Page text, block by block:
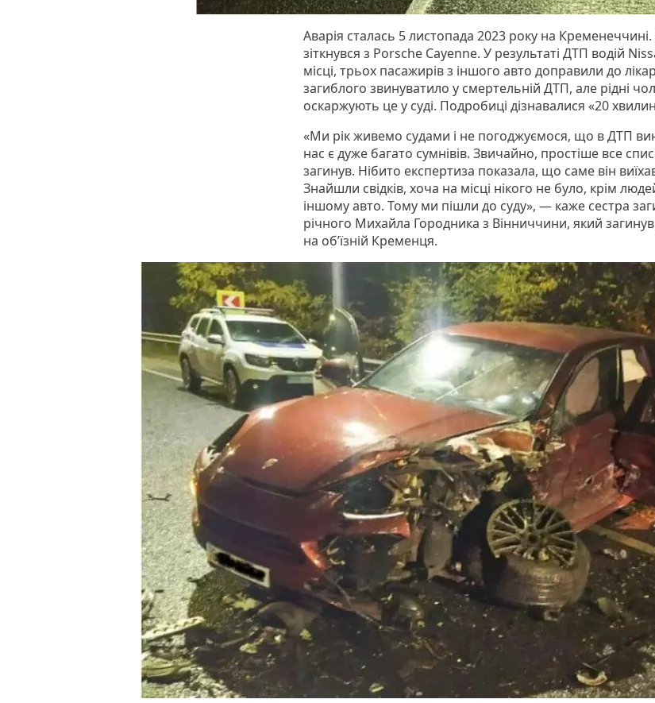
Аварія сталась 5 листопада 2023 року на
зіткнувся з Porsche Cayenne. У результаті ДТП водій
місці, трьох пасажирів з іншого авто доправили до
загиблого звинуватило у смертельній ДТП, але рідні
оскаржують це у суді. Подробиці дізнавалися «20
«Ми рік живемо судами і не погоджуємося, що в ДТП
нас є дуже багато сумнівів. Звичайно, простіше все
загинув. Нібито експертиза показала, що саме він
Знайшли свідків, хоча на місці нікого не було, крім
іншому авто. Тому ми пішли до суду», — каже сестра
річного Михайла Городника з Вінниччини, який
на об’їзній Кременця.